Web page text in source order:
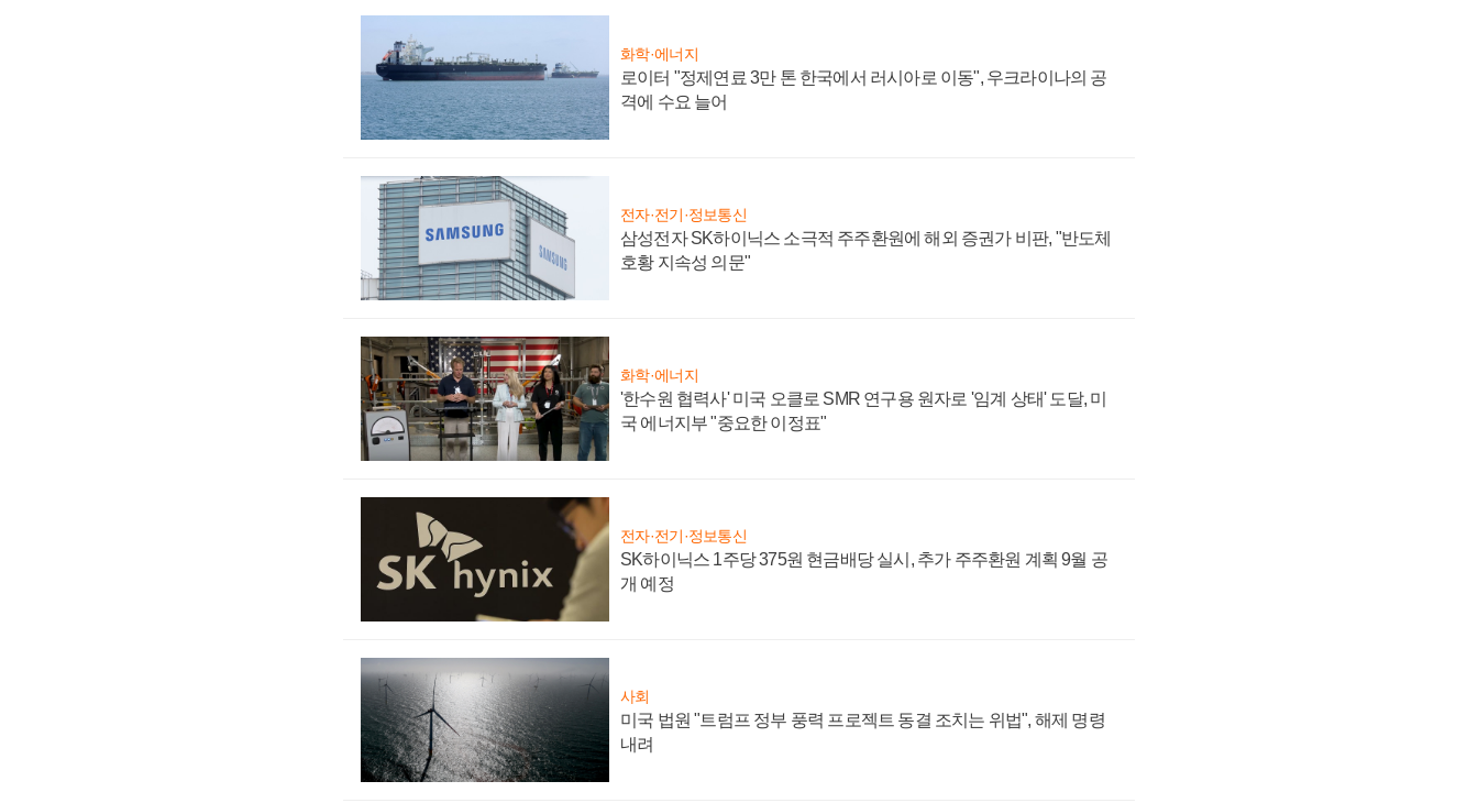
화학·에너지
로이터 "정제연료 3만 톤 한국에서 러시아로 이동", 우크라이나의 공
격에 수요 늘어
전자·전기·정보통신
삼성전자 SK하이닉스 소극적 주주환원에 해외 증권가 비판, "반도체
호황 지속성 의문"
화학·에너지
'한수원 협력사' 미국 오클로 SMR 연구용 원자로 '임계 상태' 도달, 미
국 에너지부 "중요한 이정표"
전자·전기·정보통신
SK하이닉스 1주당 375원 현금배당 실시, 추가 주주환원 계획 9월 공
개 예정
사회
미국 법원 "트럼프 정부 풍력 프로젝트 동결 조치는 위법", 해제 명령
내려